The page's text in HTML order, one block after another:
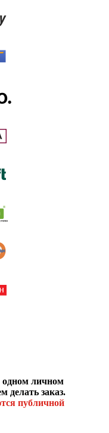
личном
делать заказ.
публичной